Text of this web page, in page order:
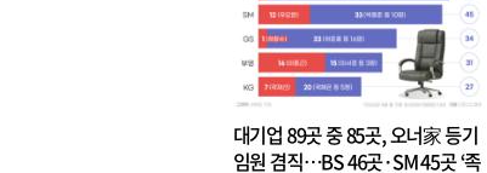
대기업 89곳 중 85곳, 오너家 등기
임원 겸직…BS 46곳·SM 45곳 ‘족